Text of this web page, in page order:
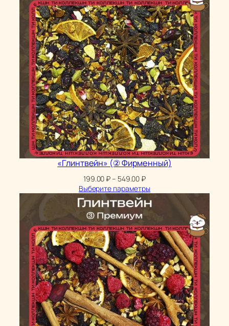
«Глинтвейн» (② Фирменный)
199.00 ₽– 549.00 ₽Диапазон
цен:
199.00 ₽
–
Выберите параметры